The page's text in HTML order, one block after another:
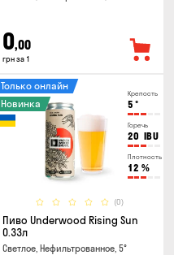
0,00
грн за 1
Крепость
5 °
Горечь
20 IBU
Плотность
12 %
(0)
Только онлайн
Новинка
Пиво Underwood Rising Sun
0.33л
Светлое, Нефильтрованное, 5°